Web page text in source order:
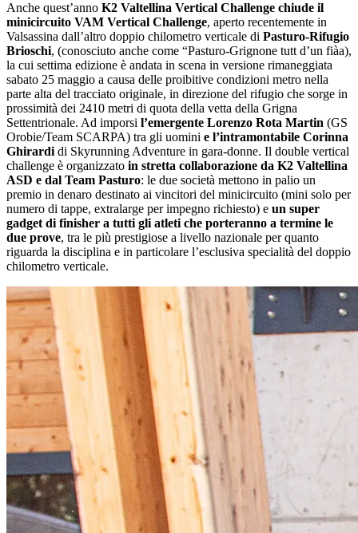
Anche quest’anno K2 Valtellina Vertical Challenge chiude il
minicircuito VAM Vertical Challenge, aperto recentemente in
Valsassina dall’altro doppio chilometro verticale di Pasturo-Rifugio
Brioschi, (conosciuto anche come “Pasturo-Grignone tutt d’un fiàa),
la cui settima edizione è andata in scena in versione rimaneggiata
sabato 25 maggio a causa delle proibitive condizioni metro nella
parte alta del tracciato originale, in direzione del rifugio che sorge in
prossimità dei 2410 metri di quota della vetta della Grigna
Settentrionale. Ad imporsi l’emergente Lorenzo Rota Martin (GS
Orobie/Team SCARPA) tra gli uomini e l’intramontabile Corinna
Ghirardi di Skyrunning Adventure in gara-donne. Il double vertical
challenge è organizzato in stretta collaborazione da K2 Valtellina
ASD e dal Team Pasturo: le due società mettono in palio un
premio in denaro destinato ai vincitori del minicircuito (mini solo per
numero di tappe, extralarge per impegno richiesto) e un super
gadget di finisher a tutti gli atleti che porteranno a termine le
due prove, tra le più prestigiose a livello nazionale per quanto
riguarda la disciplina e in particolare l’esclusiva specialità del doppio
chilometro verticale.